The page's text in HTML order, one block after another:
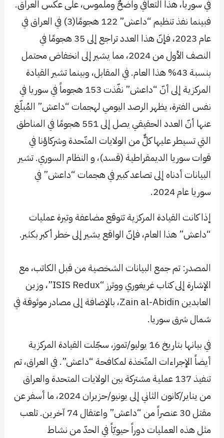
في سوريا، هذا التعافي واضحٌ وملموس، على عكس العراق.
فبينما نفذ تنظيم “داعش” 122 هجومًا(3) في العراق في
عام 2023، فإنّ هذا العدد تراجع إلى 35 هجومًا في
النصف الأول من 2024، مما يشير إلى انخفاض محتمل
بنسبة 43% هذا العام. في المقابل، وبينما تشير القيادة
المركزية إلى أنّ “داعش” نفّذت 153 هجوماً في سوريا في
نفس الفترة، يظهر الرصد اليومي لهجمات “داعش” المُبلّغ
عنها أنّ العدد الحقيقي يصل إلى 551 هجومًا في المناطق
التي تسيطر عليها كلٌّ من الولايات المتّحدة وشركاؤنا في
قوات سوريا الديمقراطية (قسد)، و النظام السوري. تشير
البيانات أدناه إلى تصاعد كبير في هجمات “داعش” في
سوريا عام 2024.
إذا كانت القيادة المركزية تتوقع مضاعفة وتيرة عمليات
“داعش” هذا العام، فإنّ الواقع يشير إلى خطر أكبر بكثير.
المصدر: تم جمع البيانات الشخصية من قبل الكاتب، مع
الإشارة إلى كتاب غريغوري ووترز “ISIS Redux”، وزين
العابدين Zain al-Abidin، بالإضافة إلى مصادر موثوقة في
شمال شرق سوريا.
في بيانها بتاريخ 16 يوليو/تموز، سجّلت القيادة المركزية
أيضاً الإجراءات المتّخذة لمكافحة “داعش”. في العراق، تم
تنفيذ 137 عملية مشتركة بين الولايات المتحدة والعراق
من يناير/كانون الثاني إلى يونيو/حزيران 2024، ما أسفر عن
مقتل 30 عنصراً من “داعش” واعتقال 74 آخرين. تلعب
مثل هذه العمليات دوراً حيويّاً في الحدّ من نشاط